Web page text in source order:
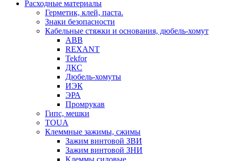
Расходные материалы
Герметик, клей, паста.
Знаки безопасности
Кабельные стяжки и основания, дюбель-хомут
ABB
REXANT
Tekfor
ДКС
Дюбель-хомуты
ИЭК
ЭРА
Промрукав
Гипс, мешки
TOUA
Клеммные зажимы, сжимы
Зажим винтовой ЗВИ
Зажим винтовой ЗНИ
Клеммы силовые